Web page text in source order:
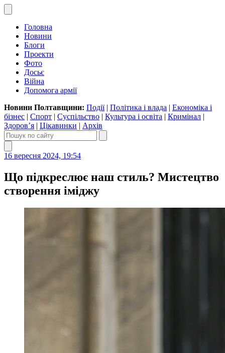
Головна
Новини
Блоги
Проекти
Фото
Досьє
Війна
Допомога армії
Новини Полтавщини: Події| Політика і влада | Економіка і
бізнес | Спорт | Суспільство | Культура і освіта | Кримінал |
Здоров’я | Цікавинки | Архів
16 вересня 2024, 19:54
Що підкреслює наш стиль? Мистецтво
створення іміджу